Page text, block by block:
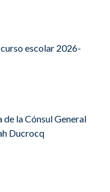
escolar 2026-
de la Cónsul General
Ducrocq